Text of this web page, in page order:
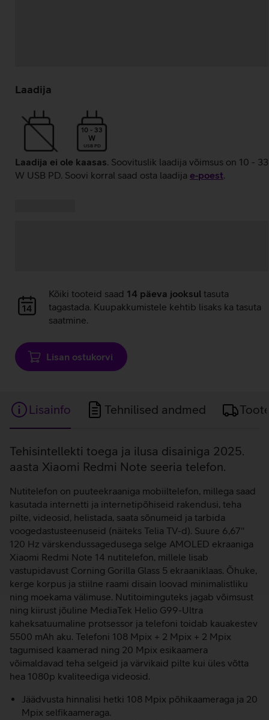
laadimine
Laadija
10 - 33
W
USB PD
Laadija ei ole kaasas. Soovituslik laadija võimsus on 10 - 33
W USB PD. Soovi korral saad osta laadija e‑poest.
Andmete
laadimine
Kõiki tooteid saad 14 päeva jooksul tasuta
tagastada. Kuupakkumistele kehtib lisaks ka tasuta
saatmine.
Lisan ostukorvi
Lisainfo Tehnilised andmed
Lisainfo
Tehisintellekti toega ja ilusa disainiga 2025.
aasta Xiaomi Redmi Note seeria telefon.
Nutitelefon on puuteekraaniga mobiiltelefon, millega saad
kasutada internetti ja internetipõhiseid rakendusi, teha
pilte, videosid, helistada, saata sõnumeid ja tarbida
voogedastusteenuseid (näiteks Telia TV-d). Suure 6,67''
120 Hz värskendussagedusega selge AMOLED ekraaniga
Xiaomi Redmi Note 14 nutitelefon, millele lisab
vastupidavust Corning Gorilla Glass 5 ekraaniklaas. Õhuke,
kerge korpus ja stiilne raami disain loovad minimalistliku
ning moekama välimuse. Nutitoiminguteks jagab võimsust
ning kiirust jõuline MediaTek Helio G99-Ultra
kaheksatuumaline protsessor ja telefoni toidab kauakestev
5500 mAh aku. Telefoni 108 Mpix + 2 Mpix + 2 Mpix
tagumised kaamerad ning 20 Mpix esikaamera
võimaldavad teha selgeid ja värvikaid pilte kui üles võtta
hea 1080p kvaliteediga videosid.
Jäädvusta hinnalisi hetki 108 Mpix põhikaameraga ja 20
Mpix selfikaameraga.